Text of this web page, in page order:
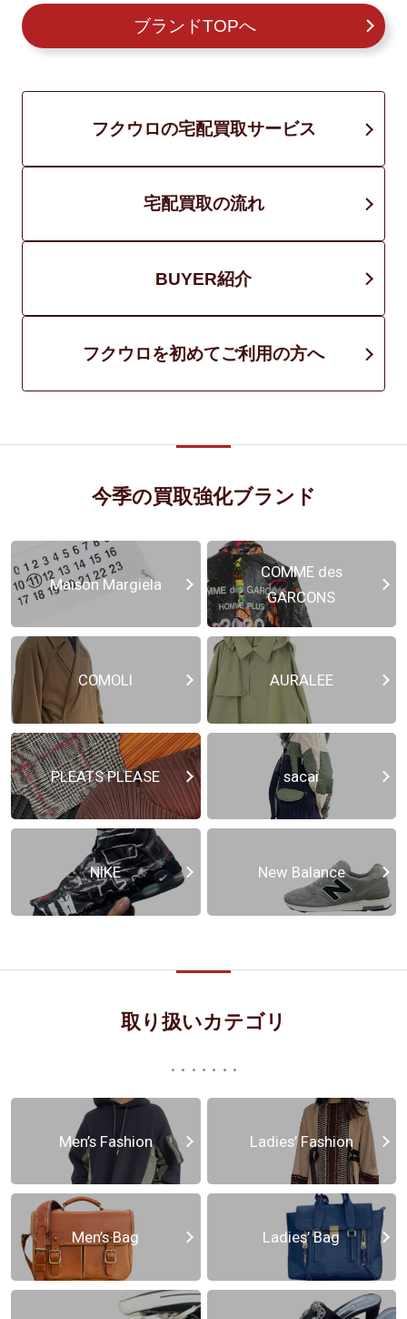
ブランドTOPへ
フクウロの宅配買取サービス
宅配買取の流れ
BUYER紹介
フクウロを初めてご利用の方へ
今季の買取強化ブランド
Maison Margiela
COMME des
GARCONS
COMOLI AURALEE
PLEATS PLEASE sacai
NIKE New Balance
取り扱いカテゴリ
Men’s Fashion Ladies’ Fashion
Men’s Bag Ladies’ Bag